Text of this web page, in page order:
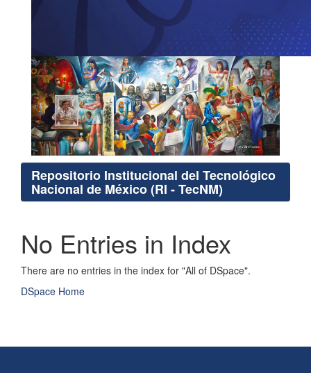
Repositorio Institucional del Tecnológico
Nacional de México (RI - TecNM)
No Entries in Index
There are no entries in the index for "All of DSpace".
DSpace Home